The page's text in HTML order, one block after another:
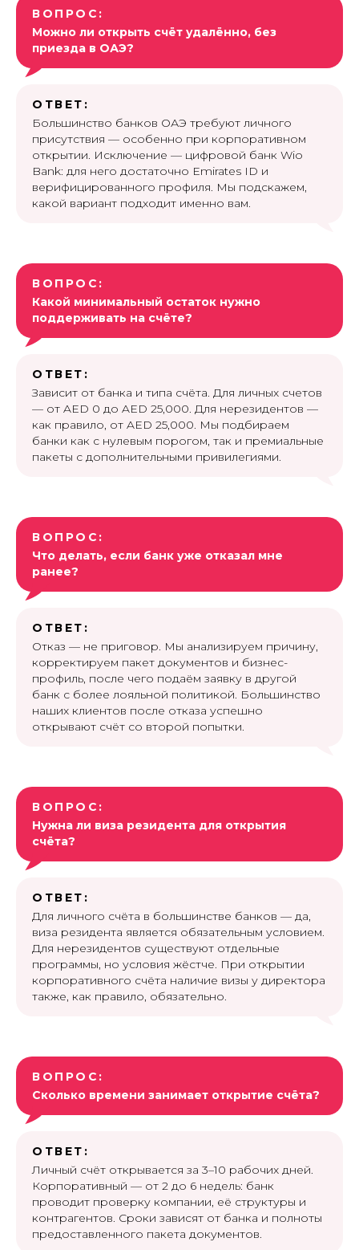
ВОПРОС:
Можно ли открыть счёт удалённо, без
приезда в ОАЭ?
ОТВЕТ:
Большинство банков ОАЭ требуют личного
присутствия — особенно при корпоративном
открытии. Исключение — цифровой банк Wio
Bank: для него достаточно Emirates ID и
верифицированного профиля. Мы подскажем,
какой вариант подходит именно вам.
ВОПРОС:
Какой минимальный остаток нужно
поддерживать на счёте?
ОТВЕТ:
Зависит от банка и типа счёта. Для личных счетов
— от AED 0 до AED 25,000. Для нерезидентов —
как правило, от AED 25,000. Мы подбираем
банки как с нулевым порогом, так и премиальные
пакеты с дополнительными привилегиями.
ВОПРОС:
Что делать, если банк уже отказал мне
ранее?
ОТВЕТ:
Отказ — не приговор. Мы анализируем причину,
корректируем пакет документов и бизнес-
профиль, после чего подаём заявку в другой
банк с более лояльной политикой. Большинство
наших клиентов после отказа успешно
открывают счёт со второй попытки.
ВОПРОС:
Нужна ли виза резидента для открытия
счёта?
ОТВЕТ:
Для личного счёта в большинстве банков — да,
виза резидента является обязательным условием.
Для нерезидентов существуют отдельные
программы, но условия жёстче. При открытии
корпоративного счёта наличие визы у директора
также, как правило, обязательно.
ВОПРОС:
Сколько времени занимает открытие счёта?
ОТВЕТ:
Личный счёт открывается за 3–10 рабочих дней.
Корпоративный — от 2 до 6 недель: банк
проводит проверку компании, её структуры и
контрагентов. Сроки зависят от банка и полноты
предоставленного пакета документов.